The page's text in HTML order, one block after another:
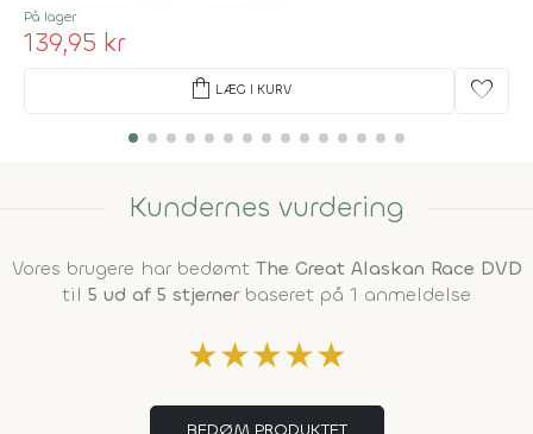
På lager
139,95 kr
shopping_bag LÆG I KURV favorite
Kundernes vurdering
Vores brugere har bedømt The Great Alaskan Race DVD
til 5 ud af 5 stjernerbaseret på 1 anmeldelse
★★★★★
BEDØM PRODUKTET